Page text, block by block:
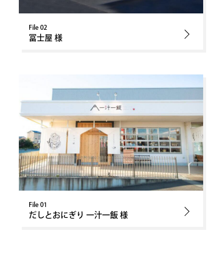
File 02
冨士屋 様
File 01
だしとおにぎり 一汁一飯 様